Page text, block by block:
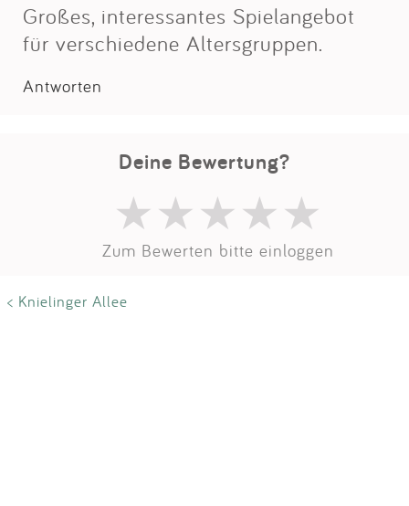
Großes, interessantes Spielangebot
für verschiedene Altersgruppen.
Antworten
Deine Bewertung?
Zum Bewerten bitte einloggen
< Knielinger Allee